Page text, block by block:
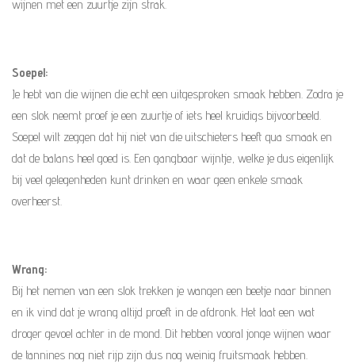
wijnen met een zuurtje zijn strak.
Soepel:
Je hebt van die wijnen die echt een uitgesproken smaak hebben. Zodra je
een slok neemt proef je een zuurtje of iets heel kruidigs bijvoorbeeld.
Soepel wilt zeggen dat hij niet van die uitschieters heeft qua smaak en
dat de balans heel goed is. Een gangbaar wijntje, welke je dus eigenlijk
bij veel gelegenheden kunt drinken en waar geen enkele smaak
overheerst.
Wrang:
Bij het nemen van een slok trekken je wangen een beetje naar binnen
en ik vind dat je wrang altijd proeft in de afdronk. Het laat een wat
droger gevoel achter in de mond. Dit hebben vooral jonge wijnen waar
de tannines nog niet rijp zijn dus nog weinig fruitsmaak hebben.